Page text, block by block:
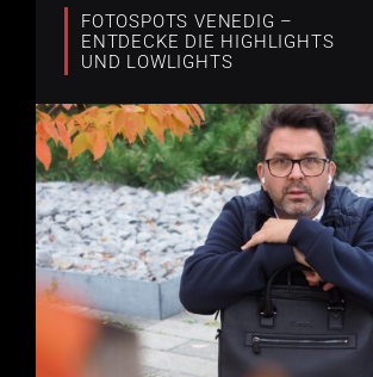
FOTOSPOTS VENEDIG –
ENTDECKE DIE HIGHLIGHTS
UND LOWLIGHTS